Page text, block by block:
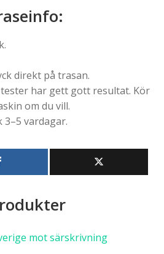
:
direkt på trasan.
har gett gott resultat. Kör
om du vill.
3–5 vardagar.